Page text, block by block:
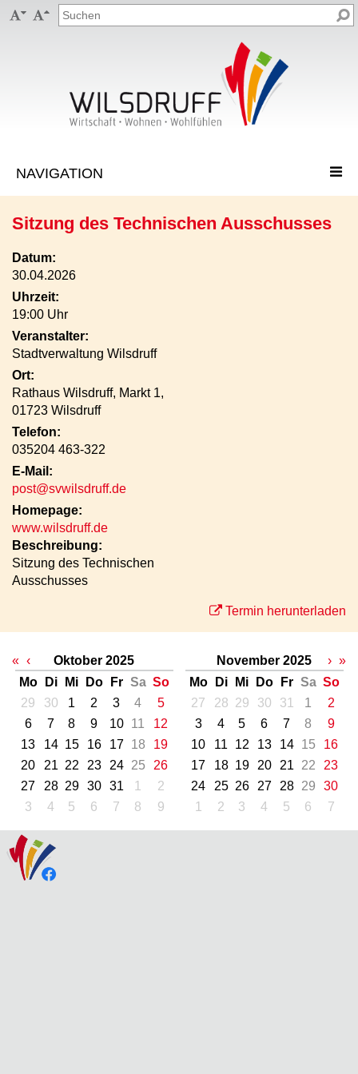
 
Sitzung des Technischen Ausschusses
Datum:
30.04.2026
Uhrzeit:
19:00 Uhr
Veranstalter:
Stadtverwaltung Wilsdruff
Ort:
Rathaus Wilsdruff, Markt 1,
01723 Wilsdruff
Telefon:
035204 463-322
E-Mail:
post@svwilsdruff.de
Homepage:
www.wilsdruff.de
Beschreibung:
Sitzung des Technischen
Ausschusses
Termin herunterladen
« ‹
Oktober 2025
Mo
Di Mi Do Fr Sa So
29
30 1 2 3 4
5
6
7 8 9 10 11
12
13
14 15 16 17 18
19
20
21 22 23 24 25
26
27
28 29 30 31 1
2
3
4 5 6 7 8 9
November 2025
Mo
Di Mi Do Fr Sa So
27
28 29 30 31 1
2
3
4 5 6 7 8
9
10
11 12 13 14 15
16
17
18 19 20 21 22
23
24
25 26 27 28 29
30
1
2 3 4 5 6 7
› »